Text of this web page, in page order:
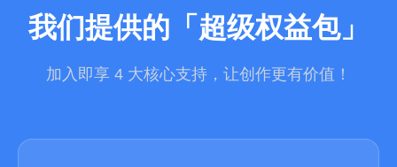
我们提供的「超级权益包」
加入即享 4 大核心支持，让创作更有价值！